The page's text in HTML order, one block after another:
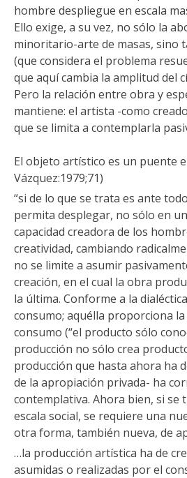
hombre despliegue en escala
Ello exige, a su vez, no sólo la
minoritario-arte de masas, sino
(que considera el problema
que aquí cambia la amplitud del
Pero la relación entre obra y
mantiene: el artista -como
que se limita a contemplarla
El objeto artístico es un puente
Vázquez:1979;71)
“si de lo que se trata es ante
permita desplegar, no sólo en
capacidad creadora de los
creatividad, cambiando
no se limite a asumir
creación, en el cual la obra
la última. Conforme a la
consumo; aquélla proporciona
consumo (“el producto sólo
producción no sólo crea
producción que hasta ahora ha
de la apropiación privada- ha
contemplativa. Ahora bien, si
escala social, se requiere una
otra forma, también nueva, de
…la producción artística ha de
asumidas o realizadas por el